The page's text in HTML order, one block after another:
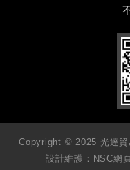
Copyright © 2025 光達
設計維護： NSC網